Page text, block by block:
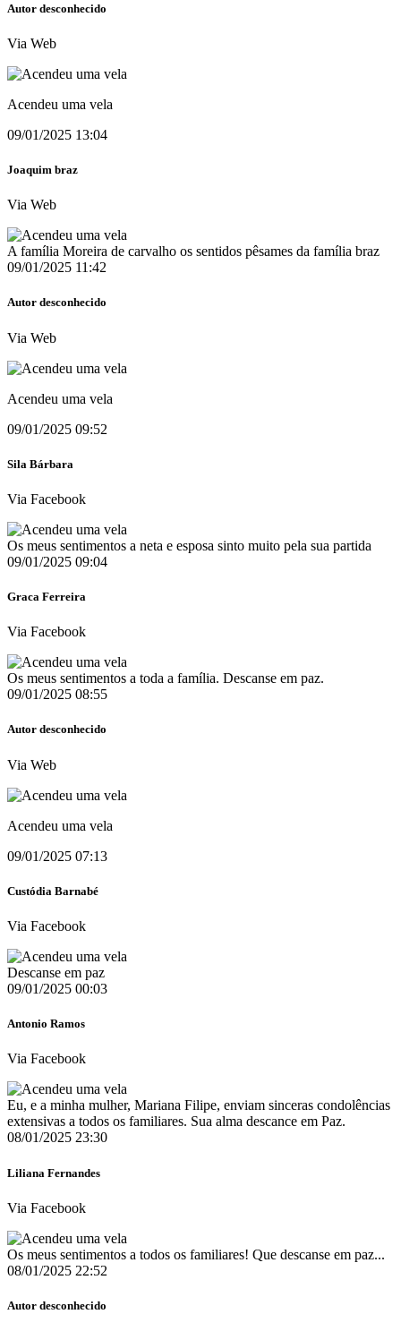
Autor desconhecido
Via Web
Acendeu uma vela
09/01/2025 13:04
Joaquim braz
Via Web
A família Moreira de carvalho os sentidos pêsames da família braz
09/01/2025 11:42
Autor desconhecido
Via Web
Acendeu uma vela
09/01/2025 09:52
Sila Bárbara
Via Facebook
Os meus sentimentos a neta e esposa sinto muito pela sua partida
09/01/2025 09:04
Graca Ferreira
Via Facebook
Os meus sentimentos a toda a família. Descanse em paz.
09/01/2025 08:55
Autor desconhecido
Via Web
Acendeu uma vela
09/01/2025 07:13
Custódia Barnabé
Via Facebook
Descanse em paz
09/01/2025 00:03
Antonio Ramos
Via Facebook
Eu, e a minha mulher, Mariana Filipe, enviam sinceras condolências
extensivas a todos os familiares. Sua alma descance em Paz.
08/01/2025 23:30
Liliana Fernandes
Via Facebook
Os meus sentimentos a todos os familiares! Que descanse em paz...
08/01/2025 22:52
Autor desconhecido